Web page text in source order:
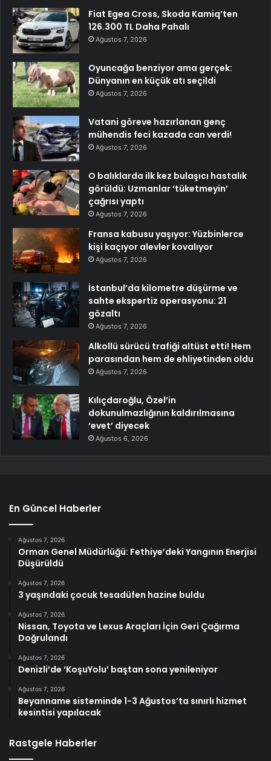
Fiat Egea Cross, Skoda Kamiq’ten
126.300 TL Daha Pahalı
Ağustos 7, 2026
Oyuncağa benziyor ama gerçek:
Dünyanın en küçük atı seçildi
Ağustos 7, 2026
Vatani göreve hazırlanan genç
mühendis feci kazada can verdi!
Ağustos 7, 2026
O balıklarda ilk kez bulaşıcı hastalık
görüldü: Uzmanlar ‘tüketmeyin’
çağrısı yaptı
Ağustos 7, 2026
Fransa kabusu yaşıyor: Yüzbinlerce
kişi kaçıyor alevler kovalıyor
Ağustos 7, 2026
İstanbul’da kilometre düşürme ve
sahte ekspertiz operasyonu: 21
gözaltı
Ağustos 7, 2026
Alkollü sürücü trafiği altüst etti! Hem
parasından hem de ehliyetinden oldu
Ağustos 7, 2026
Kılıçdaroğlu, Özel’in
dokunulmazlığının kaldırılmasına
‘evet’ diyecek
Ağustos 6, 2026
En Güncel Haberler
Ağustos 7, 2026
Orman Genel Müdürlüğü: Fethiye’deki Yangının Enerjisi
Düşürüldü
Ağustos 7, 2026
3 yaşındaki çocuk tesadüfen hazine buldu
Ağustos 7, 2026
Nissan, Toyota ve Lexus Araçları İçin Geri Çağırma
Doğrulandı
Ağustos 7, 2026
Denizli’de ‘KoşuYolu’ baştan sona yenileniyor
Ağustos 7, 2026
Beyanname sisteminde 1-3 Ağustos’ta sınırlı hizmet
kesintisi yapılacak
Rastgele Haberler